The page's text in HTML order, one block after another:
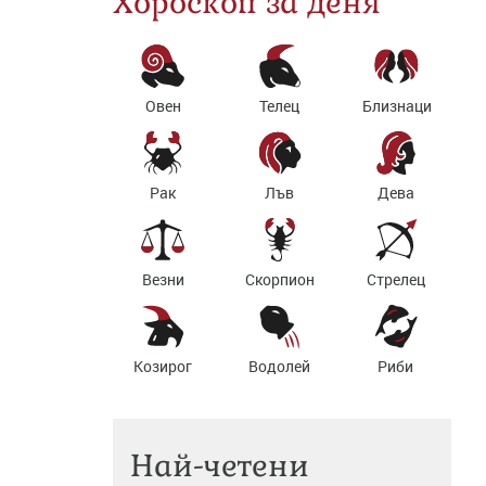
Овен Телец Близнаци
Рак Лъв Дева
Везни Скорпион Стрелец
Козирог Водолей Риби
Най-четени